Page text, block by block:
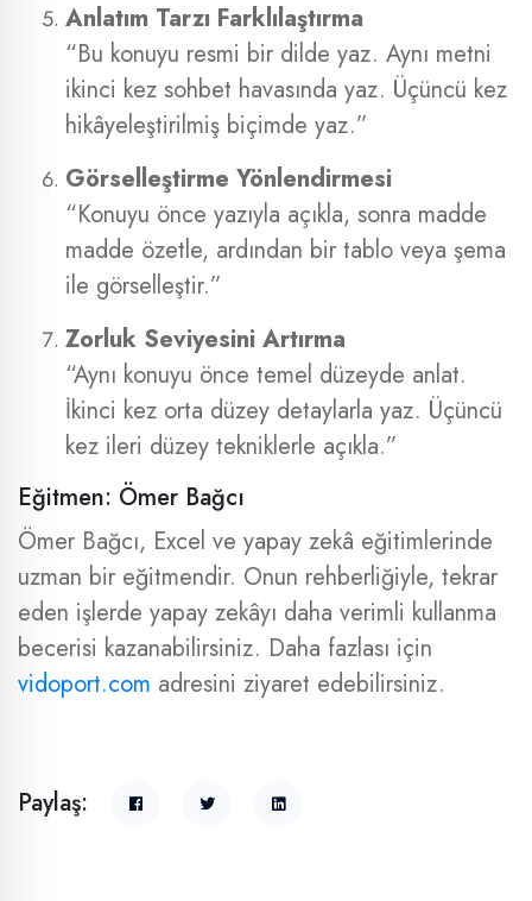
Anlatım Tarzı Farklılaştırma
“Bu konuyu resmi bir dilde yaz. Aynı metni
ikinci kez sohbet havasında yaz. Üçüncü kez
hikâyeleştirilmiş biçimde yaz.”
Görselleştirme Yönlendirmesi
“Konuyu önce yazıyla açıkla, sonra madde
madde özetle, ardından bir tablo veya şema
ile görselleştir.”
Zorluk Seviyesini Artırma
“Aynı konuyu önce temel düzeyde anlat.
İkinci kez orta düzey detaylarla yaz. Üçüncü
kez ileri düzey tekniklerle açıkla.”
Eğitmen: Ömer Bağcı
Ömer Bağcı, Excel ve yapay zekâ eğitimlerinde
uzman bir eğitmendir. Onun rehberliğiyle, tekrar
eden işlerde yapay zekâyı daha verimli kullanma
becerisi kazanabilirsiniz. Daha fazlası için
vidoport.com adresini ziyaret edebilirsiniz.
Paylaş: